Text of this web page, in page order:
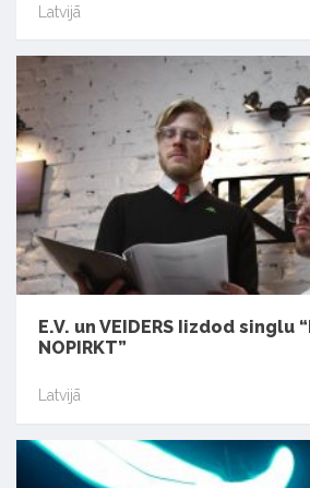
Latvijā
E.V. un VEIDERS Iizdod singlu
NOPIRKT”
Latvijā